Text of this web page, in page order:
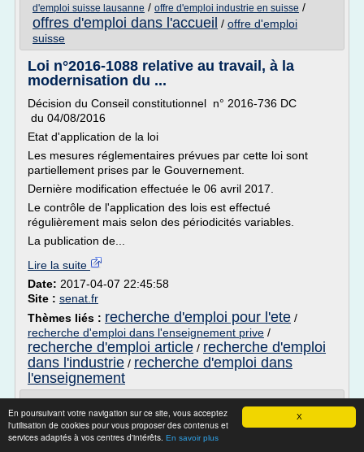
X
En poursuivant votre navigation sur ce site, vous acceptez
l'utilisation de cookies pour vous proposer des contenus et
services adaptés à vos centres d'intérêts. En savoir plus
d'emploi suisse lausanne / offre d'emploi industrie en suisse /
offres d'emploi dans l'accueil / offre d'emploi
suisse
Loi n°2016-1088 relative au travail, à la
modernisation du ...
Décision du Conseil constitutionnel n° 2016-736 DC
du 04/08/2016
Etat d'application de la loi
Les mesures réglementaires prévues par cette loi sont
partiellement prises par le Gouvernement.
Dernière modification effectuée le 06 avril 2017.
Le contrôle de l'application des lois est effectué
régulièrement mais selon des périodicités variables.
La publication de...
Lire la suite
Date: 2017-04-07 22:45:58
Site : senat.fr
Thèmes liés : recherche d'emploi pour l'ete /
recherche d'emploi dans l'enseignement prive /
recherche d'emploi article / recherche d'emploi
dans l'industrie / recherche d'emploi dans
l'enseignement
Emploi recherche & développement -
Lorraine - Carrière ...
TECHNICIEN D'ESSAIS VIBRATIONS H/F